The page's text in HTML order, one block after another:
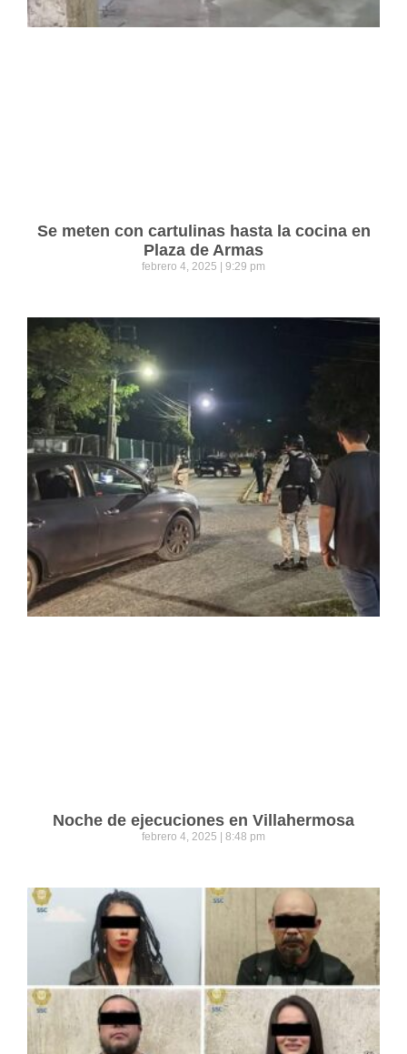
Se meten con cartulinas hasta la cocina en
Plaza de Armas
febrero 4, 2025 9:29 pm
Noche de ejecuciones en Villahermosa
febrero 4, 2025 8:48 pm